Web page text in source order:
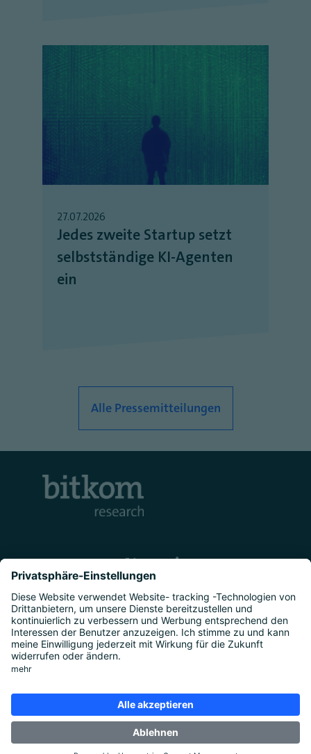
27.07.2026
Jedes zweite Startup setzt
selbstständige KI-Agenten
ein
Alle Pressemitteilungen
Kontakt
Rechtliches
Datenschutz|Cookie-